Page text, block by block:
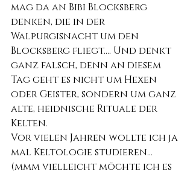
mag da an Bibi Blocksberg
denken, die in der
Walpurgisnacht um den
Blocksberg fliegt.... Und denkt
ganz falsch, denn an diesem
Tag geht es nicht um Hexen
oder Geister, sondern um ganz
alte, heidnische Rituale der
Kelten.
Vor vielen Jahren wollte ich ja
mal Keltologie studieren...
(mmm vielleicht möchte ich es